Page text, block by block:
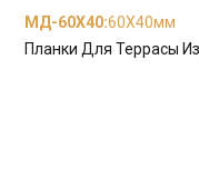
МД-60Х40:60X40мм
Планки Для Террасы